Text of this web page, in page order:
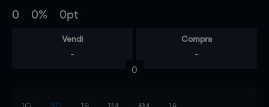
0 0% 0pt
Vendi
-
Compra
-
0